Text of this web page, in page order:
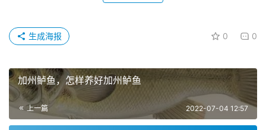
0 0
生成海报
加州鲈鱼，怎样养好加州鲈鱼
上一篇 2022-07-04 12:57